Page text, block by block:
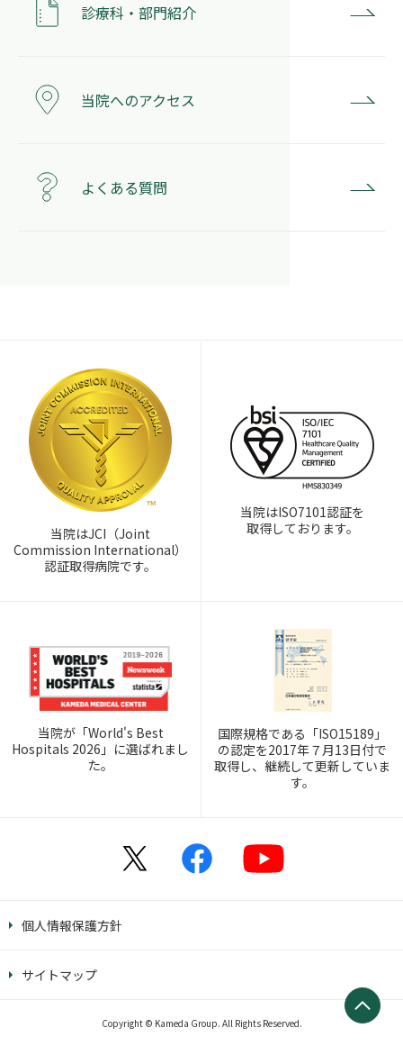
診療科・部門紹介
当院へのアクセス
よくある質問
当院はJCI（Joint
Commission International）
認証取得病院です。
当院はISO7101認証を
取得しております。
当院が「World's Best
Hospitals 2026」に選ばれまし
た。
国際規格である「ISO15189」
の認定を2017年７月13日付で
取得し、継続して更新していま
す。
個人情報保護方針
サイトマップ
Copyright © Kameda Group. All Rights Reserved.